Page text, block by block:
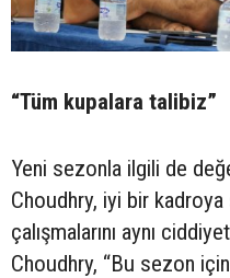
“Tüm kupalara talibiz”
Yeni sezonla ilgili de
Choudhry, iyi bir
çalışmalarını aynı
Choudhry, “Bu sezon